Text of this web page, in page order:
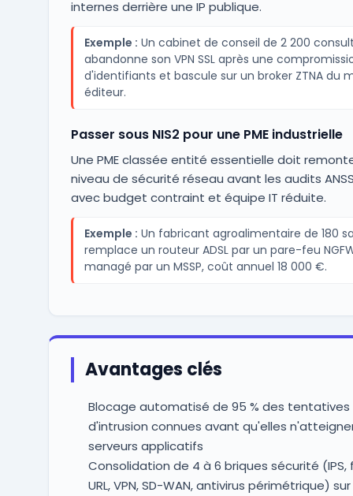
internes derrière une IP publique.
Exemple : Un cabinet de conseil de 2 200
abandonne son VPN SSL après une
d'identifiants et bascule sur un broker ZTNA du
éditeur.
Passer sous NIS2 pour une PME industrielle
Une PME classée entité essentielle doit
niveau de sécurité réseau avant les audits
avec budget contraint et équipe IT réduite.
Exemple : Un fabricant agroalimentaire de 180
remplace un routeur ADSL par un pare-feu
managé par un MSSP, coût annuel 18 000 €.
Avantages clés
Blocage automatisé de 95 % des tentatives
d'intrusion connues avant qu'elles
serveurs applicatifs
Consolidation de 4 à 6 briques sécurité (IPS,
URL, VPN, SD-WAN, antivirus périmétrique)